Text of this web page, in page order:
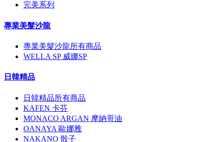
完美系列
專業美髮沙龍
專業美髮沙龍所有商品
WELLA SP 威娜SP
日韓精品
日韓精品所有商品
KAFEN 卡芬
MONACO ARGAN 摩納哥油
OANAYA 歐娜雅
NAKANO 骰子